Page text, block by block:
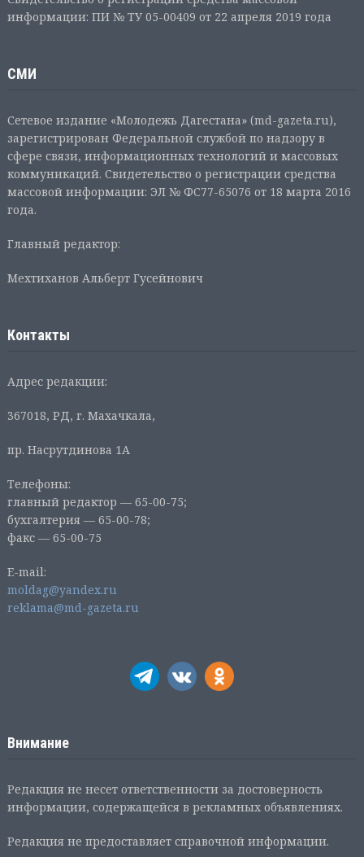
информации: ПИ № ТУ 05-00409 от 22 апреля 2019 года
СМИ
Сетевое издание «Молодежь Дагестана» (md-gazeta.ru),
зарегистрирован Федеральной службой по надзору в
сфере связи, информационных технологий и массовых
коммуникаций. Свидетельство о регистрации средства
массовой информации: ЭЛ № ФС77-65076 от 18 марта 2016
года.
Главный редактор:
Мехтиханов Альберт Гусейнович
Контакты
Адрес редакции:
367018, РД, г. Махачкала,
пр. Насрутдинова 1А
Телефоны:
главный редактор — 65-00-75;
бухгалтерия — 65-00-78;
факс — 65-00-75
E-mail:
moldag@yandex.ru
reklama@md-gazeta.ru
Внимание
Редакция не несет ответственности за достоверность
информации, содержащейся в рекламных объявлениях.
Редакция не предоставляет справочной информации.